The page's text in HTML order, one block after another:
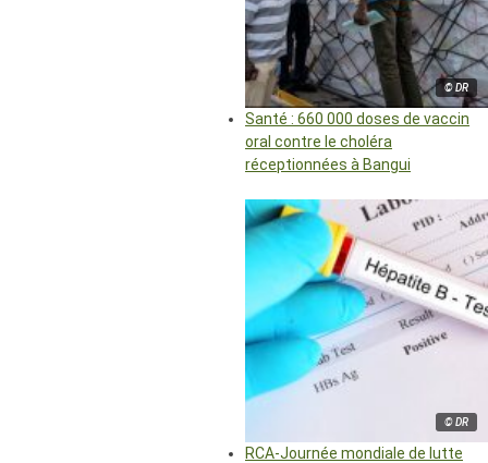
© DR
Santé : 660 000 doses de vaccin
oral contre le choléra
réceptionnées à Bangui
© DR
RCA-Journée mondiale de lutte